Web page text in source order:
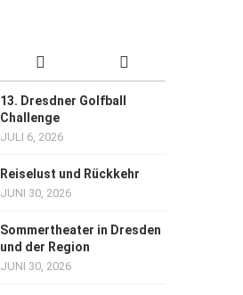
13. Dresdner Golfball
Challenge
JULI 6, 2026
Reiselust und Rückkehr
JUNI 30, 2026
Sommertheater in Dresden
und der Region
JUNI 30, 2026